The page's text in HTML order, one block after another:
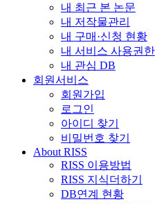
내 최근 본 논문
내 저작물관리
내 구매·신청 현황
내 서비스 사용권한
내 관심 DB
회원서비스
회원가입
로그인
아이디 찾기
비밀번호 찾기
About RISS
RISS 이용방법
RISS 지식더하기
DB연계 현황